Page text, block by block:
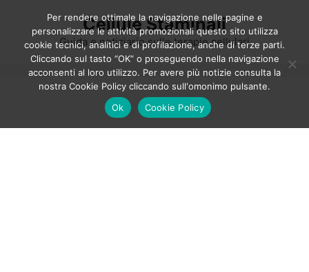
contenuto
Cellule Staminali
Guida e notiziario sulle terapie cellulari
Per rendere ottimale la navigazione nelle pagine e
personalizzare le attività promozionali questo sito utilizza
cookie tecnici, analitici e di profilazione, anche di terze parti.
Cliccando sul tasto “OK” o proseguendo nella navigazione
acconsenti al loro utilizzo. Per avere più notizie consulta la
nostra Cookie Policy cliccando sull'omonimo pulsante.
Ok
Cookie Policy